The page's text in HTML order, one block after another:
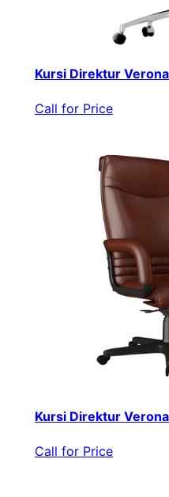
Kursi Direktur
Call for Price
Kursi Direktur
Call for Price